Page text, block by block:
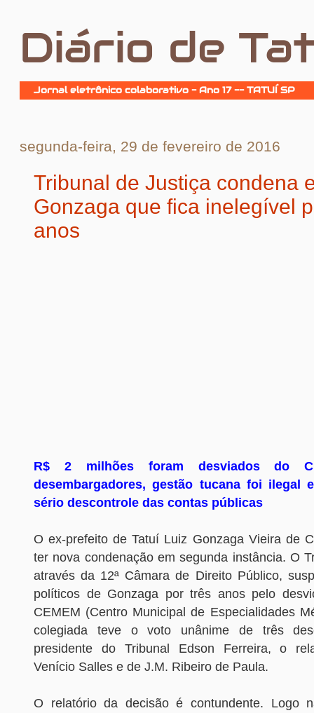
Diário de
Jornal eletrônico colaborativo - Ano 17 -- TATUÍ SP
segunda-feira, 29 de fevereiro de 2016
Tribunal de Justiça condena
Gonzaga que fica inelegível
anos
R$ 2 milhões foram desviados do
desembargadores, gestão tucana foi ilegal
sério descontrole das contas públicas
O ex-prefeito de Tatuí Luiz Gonzaga Vieira de
ter nova condenação em segunda instância. O
através da 12ª Câmara de Direito Público,
políticos de Gonzaga por três anos pelo
CEMEM (Centro Municipal de Especialidades
colegiada teve o voto unânime de três
presidente do Tribunal Edson Ferreira, o
Venício Salles e de J.M. Ribeiro de Paula.
O relatório da decisão é contundente. Logo